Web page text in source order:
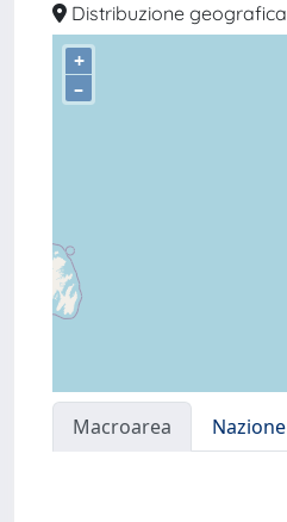
Distribuzione geografica
+
–
Macroarea Nazione